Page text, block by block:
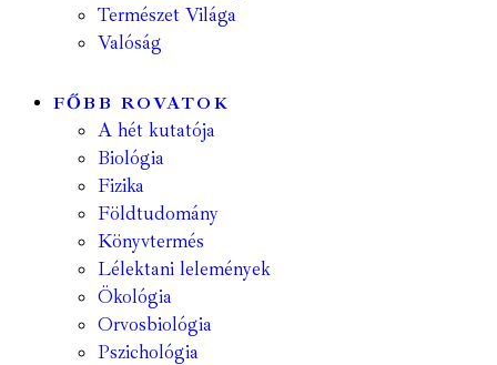
Természet Világa
Valóság
FŐBB ROVATOK
A hét kutatója
Biológia
Fizika
Földtudomány
Könyvtermés
Lélektani lelemények
Ökológia
Orvosbiológia
Pszichológia